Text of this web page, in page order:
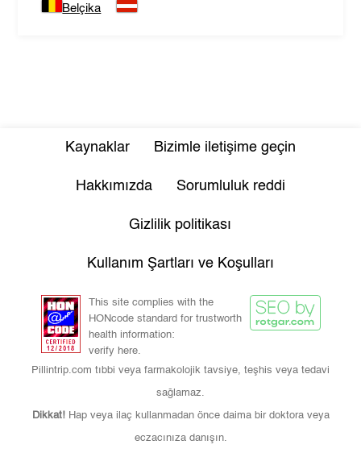
Belçika
Kaynaklar Bizimle iletişime geçin
Hakkımızda Sorumluluk reddi
Gizlilik politikası
Kullanım Şartları ve Koşulları
This site complies with the
HONcode standard for trustworth
health information:
verify here.
Pillintrip.com tıbbi veya farmakolojik tavsiye, teşhis veya tedavi
sağlamaz.
Dikkat! Hap veya ilaç kullanmadan önce daima bir doktora veya
eczacınıza danışın.